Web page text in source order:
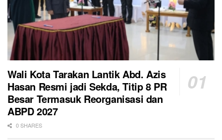
Wali Kota Tarakan Lantik Abd. Azis
Hasan Resmi jadi Sekda, Titip 8 PR
Besar Termasuk Reorganisasi dan
ABPD 2027
0 SHARES